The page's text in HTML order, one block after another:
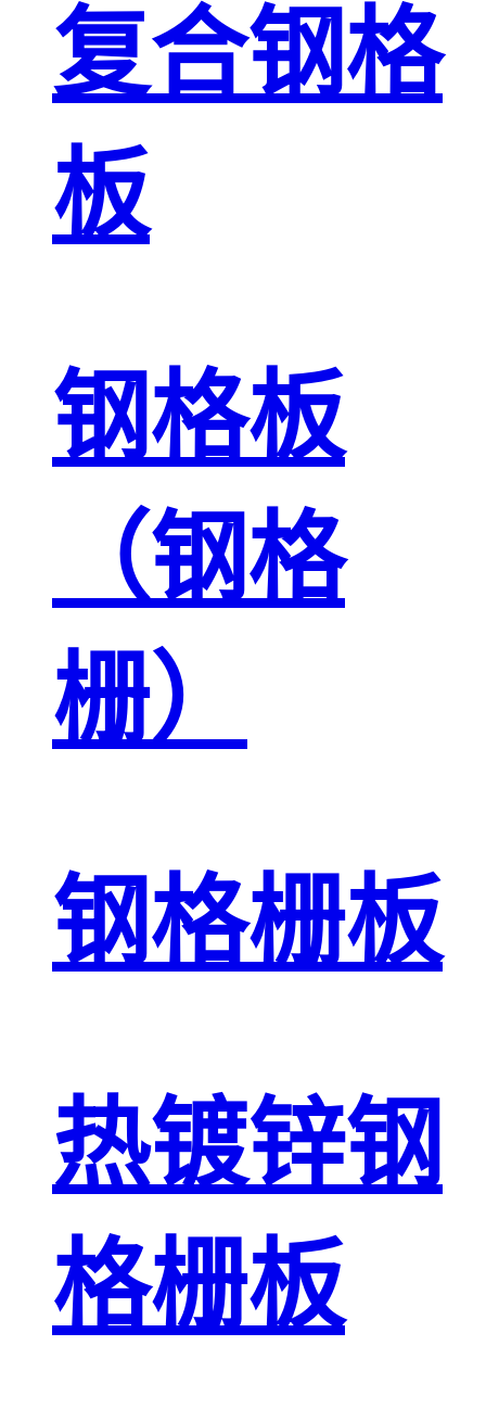
复合钢格
板
钢格板
（钢格
栅）
钢格栅板
热镀锌钢
格栅板